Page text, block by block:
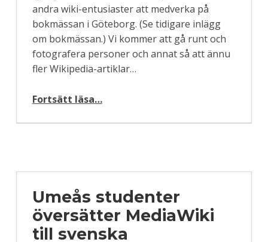
andra wiki-entusiaster att medverka på
bokmässan i Göteborg. (Se tidigare inlägg
om bokmässan.) Vi kommer att gå runt och
fotografera personer och annat så att ännu
fler Wikipedia-artiklar…
Fortsätt läsa“Wikimedia Sverige på Bok- & Bibliotek 2014”
…
Umeås studenter
översätter MediaWiki
till svenska